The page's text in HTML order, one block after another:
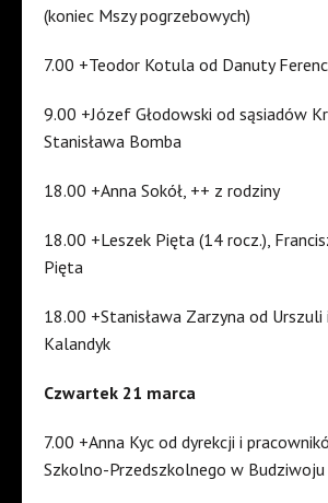
(koniec Mszy pogrzebowych)
7.00 +Teodor Kotula od Danuty Ferenc
9.00 +Józef Głodowski od sąsiadów
Stanisława Bomba
18.00 +Anna Sokół, ++ z rodziny
18.00 +Leszek Pięta (14 rocz.),
Pięta
18.00 +Stanisława Zarzyna od Urszuli
Kalandyk
Czwartek 21 marca
7.00 +Anna Kyc od dyrekcji i
Szkolno-Przedszkolnego w Budziwoju